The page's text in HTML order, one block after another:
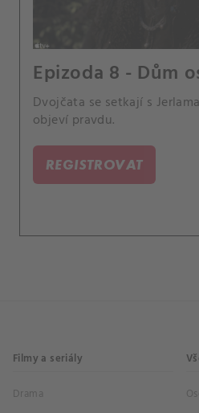
Epizoda 8 - Dům
Dvojčata se setkají s
objeví pravdu.
REGISTROVAT
Filmy a seriály
Drama